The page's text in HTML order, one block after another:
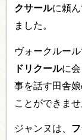
クサールに頼
ました。
ヴォークルー
ドリクールに
事を話す田舎
ことができませ
ジャンヌは、